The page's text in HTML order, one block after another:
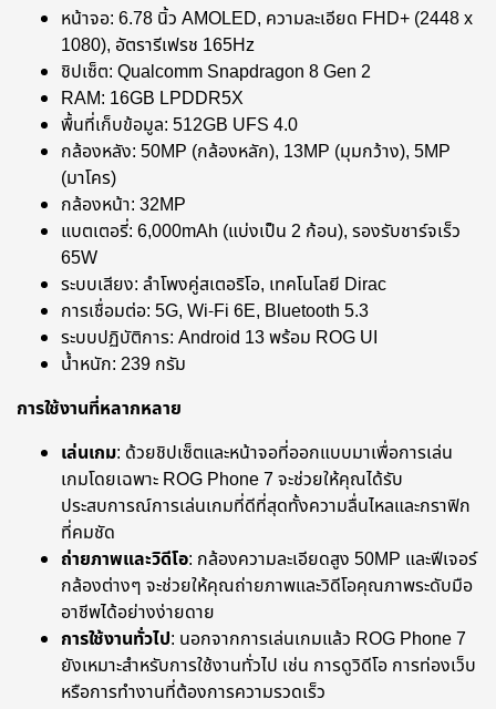
หน้าจอ: 6.78 นิ้ว AMOLED, ความละเอียด FHD+ (2448 x
1080), อัตรารีเฟรช 165Hz
ชิปเซ็ต: Qualcomm Snapdragon 8 Gen 2
RAM: 16GB LPDDR5X
พื้นที่เก็บข้อมูล: 512GB UFS 4.0
กล้องหลัง: 50MP (กล้องหลัก), 13MP (มุมกว้าง), 5MP
(มาโคร)
กล้องหน้า: 32MP
แบตเตอรี่: 6,000mAh (แบ่งเป็น 2 ก้อน), รองรับชาร์จเร็ว
65W
ระบบเสียง: ลำโพงคู่สเตอริโอ, เทคโนโลยี Dirac
การเชื่อมต่อ: 5G, Wi-Fi 6E, Bluetooth 5.3
ระบบปฏิบัติการ: Android 13 พร้อม ROG UI
น้ำหนัก: 239 กรัม
การใช้งานที่หลากหลาย
เล่นเกม: ด้วยชิปเซ็ตและหน้าจอที่ออกแบบมาเพื่อการเล่น
เกมโดยเฉพาะ ROG Phone 7 จะช่วยให้คุณได้รับ
ประสบการณ์การเล่นเกมที่ดีที่สุดทั้งความลื่นไหลและกราฟิก
ที่คมชัด
ถ่ายภาพและวิดีโอ: กล้องความละเอียดสูง 50MP และฟีเจอร์
กล้องต่างๆ จะช่วยให้คุณถ่ายภาพและวิดีโอคุณภาพระดับมือ
อาชีพได้อย่างง่ายดาย
การใช้งานทั่วไป: นอกจากการเล่นเกมแล้ว ROG Phone 7
ยังเหมาะสำหรับการใช้งานทั่วไป เช่น การดูวิดีโอ การท่องเว็บ
หรือการทำงานที่ต้องการความรวดเร็ว